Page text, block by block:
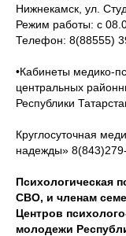
Нижнекамск, ул.
Режим работы: с
Телефон: 8(88555)
•Кабинеты медико-
центральных
Республики
Круглосуточная
надежды»
Психологическая
СВО, и членам
Центров
молодежи